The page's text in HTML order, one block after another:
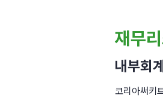
재무
내부회
코리아써키